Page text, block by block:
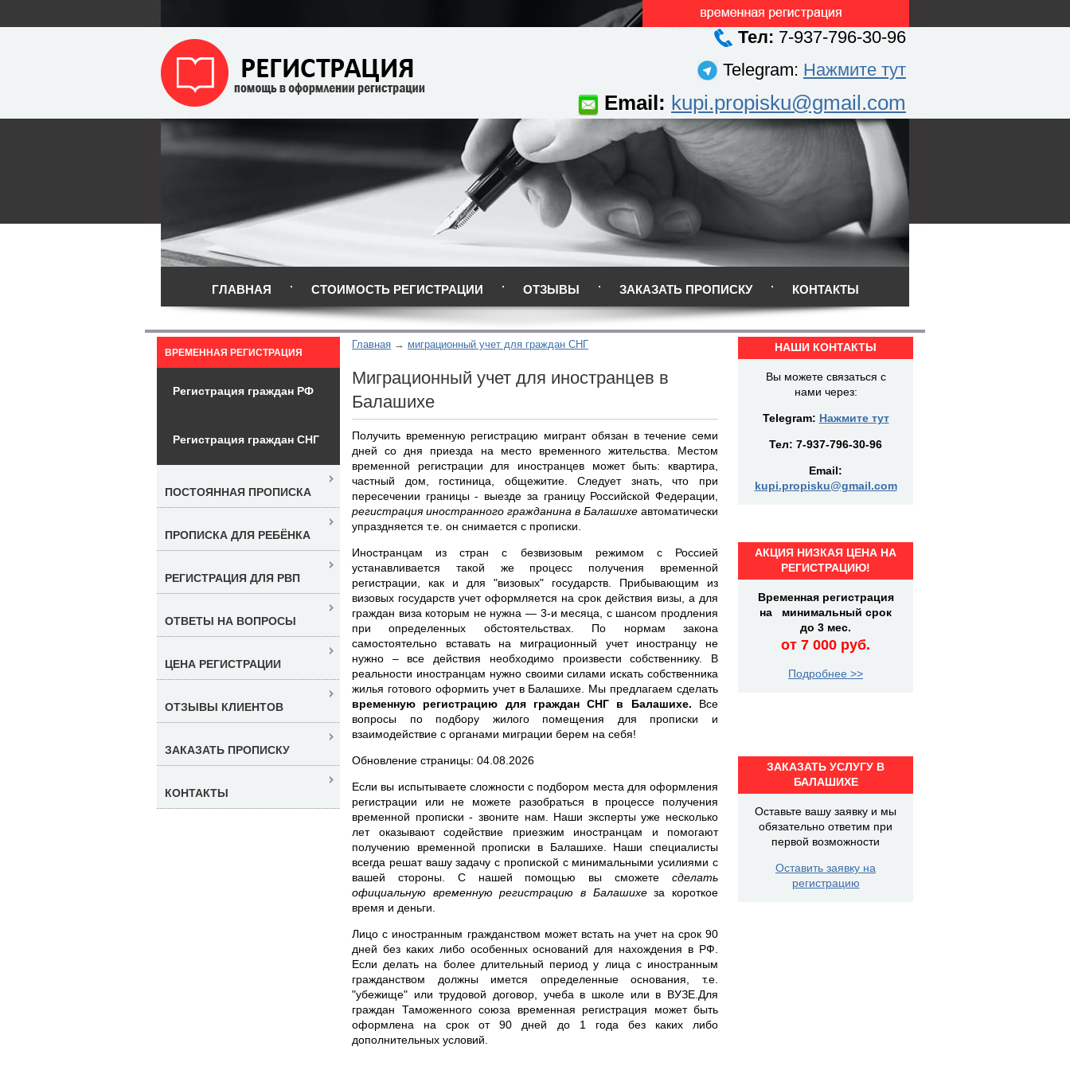
Тел: 7-937-796-30-96
Telegram: Нажмите тут
Email: kupi.propisku@gmail.com
ГЛАВНАЯ СТОИМОСТЬ РЕГИСТРАЦИИ ОТЗЫВЫ ЗАКАЗАТЬ ПРОПИСКУ КОНТАКТЫ
Главная миграционный учет для граждан СНГ
Миграционный учет для иностранцев в
Балашихе
Получить временную регистрацию мигрант обязан в течение семи
дней со дня приезда на место временного жительства. Местом
временной регистрации для иностранцев может быть: квартира,
частный дом, гостиница, общежитие. Следует знать, что при
пересечении границы - выезде за границу Российской Федерации,
регистрация иностранного гражданина в Балашихе автоматически
упраздняется т.е. он снимается с прописки.
Иностранцам из стран с безвизовым режимом с Россией
устанавливается такой же процесс получения временной
регистрации, как и для "визовых" государств. Прибывающим из
визовых государств учет оформляется на срок действия визы, а для
граждан виза которым не нужна — 3-и месяца, с шансом продления
при определенных обстоятельствах. По нормам закона
самостоятельно вставать на миграционный учет иностранцу не
нужно – все действия необходимо произвести собственнику. В
реальности иностранцам нужно своими силами искать собственника
жилья готового оформить учет в Балашихе. Мы предлагаем сделать
временную регистрацию для граждан СНГ в Балашихе. Все
вопросы по подбору жилого помещения для прописки и
взаимодействие с органами миграции берем на себя!
Обновление страницы: 04.08.2026
Если вы испытываете сложности с подбором места для оформления
регистрации или не можете разобраться в процессе получения
временной прописки - звоните нам. Наши эксперты уже несколько
лет оказывают содействие приезжим иностранцам и помогают
получению временной прописки в Балашихе. Наши специалисты
всегда решат вашу задачу с пропиской с минимальными усилиями с
вашей стороны. С нашей помощью вы сможете сделать
официальную временную регистрацию в Балашихеза короткое
время и деньги.
Лицо с иностранным гражданством может встать на учет на срок 90
дней без каких либо особенных оснований для нахождения в РФ.
Если делать на более длительный период у лица с иностранным
гражданством должны имется определенные основания, т.е.
"убежище" или трудовой договор, учеба в школе или в ВУЗЕ.Для
граждан Таможенного союза временная регистрация может быть
оформлена на срок от 90 дней до 1 года без каких либо
дополнительных условий.
ВРЕМЕННАЯ РЕГИСТРАЦИЯ
Регистрация граждан РФ
Регистрация граждан СНГ
ПОСТОЯННАЯ ПРОПИСКА
ПРОПИСКА ДЛЯ РЕБЁНКА
РЕГИСТРАЦИЯ ДЛЯ РВП
ОТВЕТЫ НА ВОПРОСЫ
ЦЕНА РЕГИСТРАЦИИ
ОТЗЫВЫ КЛИЕНТОВ
ЗАКАЗАТЬ ПРОПИСКУ
КОНТАКТЫ
НАШИ КОНТАКТЫ
Вы можете связаться с
нами через:
Telegram: Нажмите тут
Тел: 7-937-796-30-96
Email:
kupi.propisku@gmail.com
АКЦИЯ НИЗКАЯ ЦЕНА НА
РЕГИСТРАЦИЮ!
Временная регистрация
на минимальный срок
до 3 мес.
от 7 000 руб.
Подробнее >>
ЗАКАЗАТЬ УСЛУГУ В
БАЛАШИХЕ
Оставьте вашу заявку и мы
обязательно ответим при
первой возможности
Оставить заявку на
регистрацию